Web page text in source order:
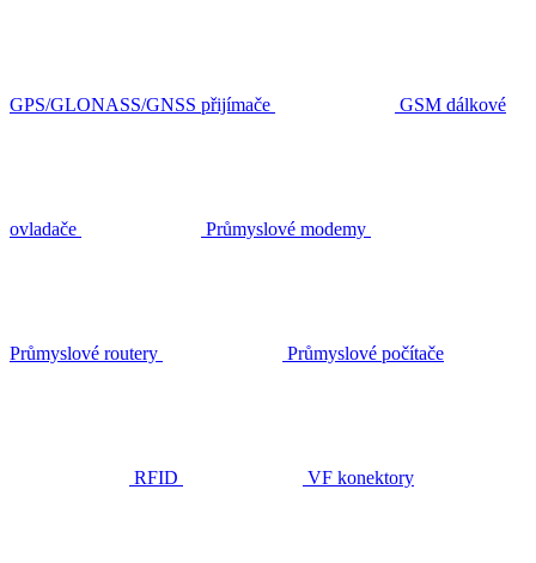
GPS/GLONASS/GNSS přijímače GSM dálkové
ovladače Průmyslové modemy
Průmyslové routery Průmyslové počítače
RFID VF konektory